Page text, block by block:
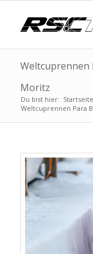
Weltcuprennen
Moritz
Du bist hier: Startseite
Weltcuprennen Para